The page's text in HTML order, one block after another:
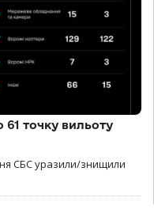
точку вильоту
СБС уразили/знищили